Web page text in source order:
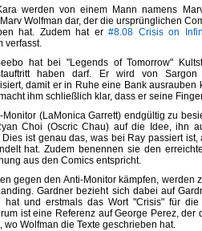
werden von einem Mann namens
Wolfman dar, der die ursprünglichen
hat. Zudem hat er#8.08 Crisis on
verfasst.
hat bei "Legends of Tomorrow"
haben darf. Er wird von
damit er in Ruhe eine Bank ausrauben
ihm schließlich klar, dass er seine
Monitor (LaMonica Garrett) endgültig zu
Choi (Oscric Chau) auf die Idee, ihn
Dies ist genau das, was bei Ray passiert
hat. Zudem benennen sie den
aus den Comics entspricht.
gegen den Anti-Monitor kämpfen, werden
Gardner bezieht sich dabei auf
hat und erstmals das Wort "Crisis" für
ist eine Referenz auf George Perez,
wo Wolfman die Texte geschrieben hat.